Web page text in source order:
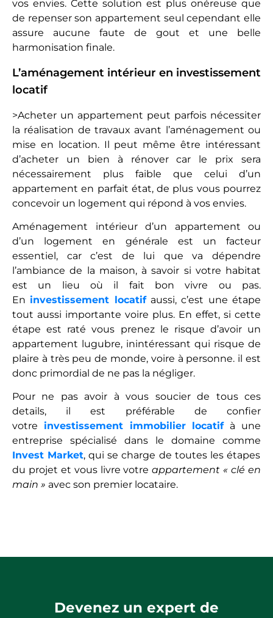
vos envies. Cette solution est plus onéreuse que
de repenser son appartement seul cependant elle
assure aucune faute de gout et une belle
harmonisation finale.
L’aménagement intérieur en investissement
locatif
>Acheter un appartement peut parfois nécessiter
la réalisation de travaux avant l’aménagement ou
mise en location. Il peut même être intéressant
d’acheter un bien à rénover car le prix sera
nécessairement plus faible que celui d’un
appartement en parfait état, de plus vous pourrez
concevoir un logement qui répond à vos envies.
Aménagement intérieur d’un appartement ou
d’un logement en générale est un facteur
essentiel, car c’est de lui que va dépendre
l’ambiance de la maison, à savoir si votre habitat
est un lieu où il fait bon vivre ou pas.
En investissement locatifaussi, c’est une étape
tout aussi importante voire plus. En effet, si cette
étape est raté vous prenez le risque d’avoir un
appartement lugubre, inintéressant qui risque de
plaire à très peu de monde, voire à personne. il est
donc primordial de ne pas la négliger.
Pour ne pas avoir à vous soucier de tous ces
details, il est préférable de confier
votre investissement immobilier locatifà une
entreprise spécialisé dans le domaine comme
Invest Market, qui se charge de toutes les étapes
du projet et vous livre votreappartement « clé en
main » avec son premier locataire.
Devenez un expert de